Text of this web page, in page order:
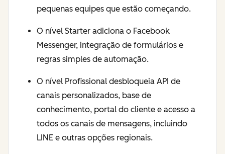
pequenas equipes que estão começando.
O nível Starter adiciona o Facebook
Messenger, integração de formulários e
regras simples de automação.
O nível Profissional desbloqueia API de
canais personalizados, base de
conhecimento, portal do cliente e acesso a
todos os canais de mensagens, incluindo
LINE e outras opções regionais.